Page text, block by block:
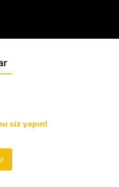
siz yapın!